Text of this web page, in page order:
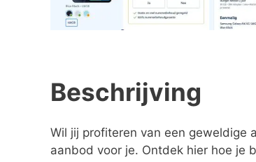
Beschrijving
Wil jij profiteren van een geweldige
aanbod voor je. Ontdek hier hoe je